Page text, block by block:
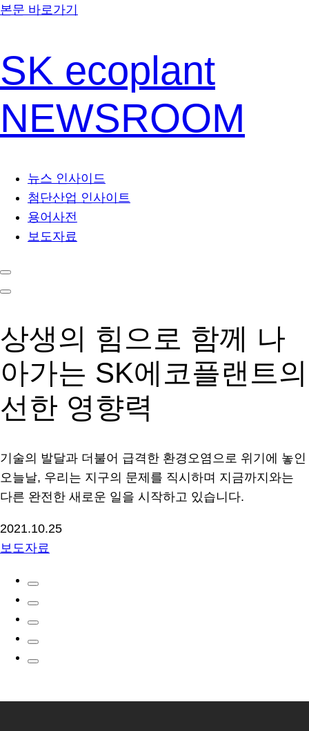
본문 바로가기
SK ecoplant
NEWSROOM
뉴스 인사이드
첨단산업 인사이트
용어사전
보도자료
상생의 힘으로 함께 나
아가는 SK에코플랜트의
선한 영향력
기술의 발달과 더불어 급격한 환경오염으로 위기에 놓인
오늘날, 우리는 지구의 문제를 직시하며 지금까지와는
다른 완전한 새로운 일을 시작하고 있습니다.
2021.10.25
보도자료